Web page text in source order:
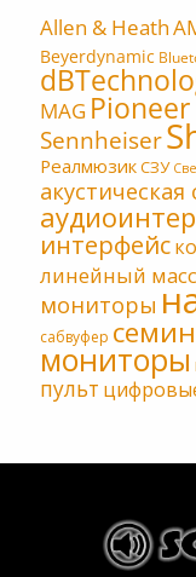
Allen & Heath
Beyerdynamic
MAG Pioneer
Sennheiser
РеалмюзикСЗУ
акустическая
интерфейс
линейный
мониторы
сабвуфер
мониторы
пульт